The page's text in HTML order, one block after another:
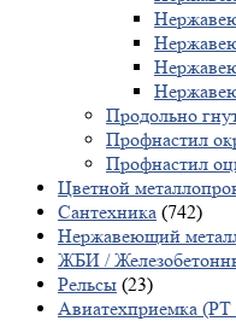
Продольно
Профнастил
Профнастил
Цветной
Сантехника (742)
Нержавеющий
ЖБИ /
Рельсы (23)
Авиатехприемка (РТ